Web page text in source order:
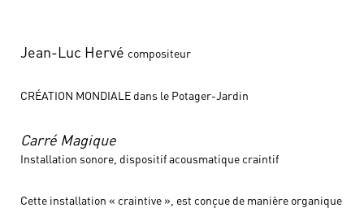
Jean-Luc Hervé compositeur
CRÉATION MONDIALE dans le Potager-Jardin
Carré Magique
Installation sonore, dispositif acousmatique craintif
Cette installation « craintive », est conçue de manière organique